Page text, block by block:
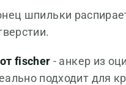
шпильки
fischer - анкер из
подходит для